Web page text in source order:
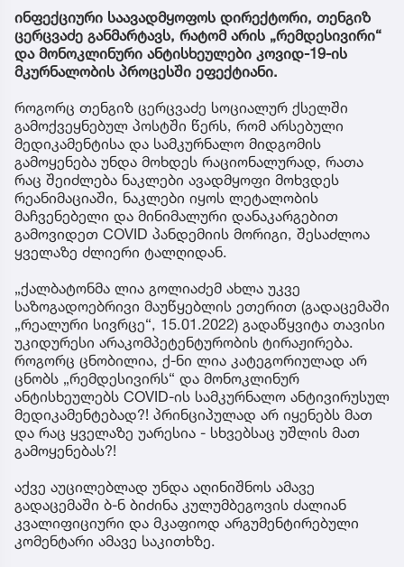
სურსათის უვნებლობის
სპეციალისტის მიმართვა
ინფექციური საავადმყოფოს დირექტორი, თენგიზ
ცერცვაძე განმარტავს, რატომ არის „რემდესივირი“
და მონოკლინური ანტისხეულები კოვიდ-19-ის
მკურნალობის პროცესში ეფექტიანი.
როგორც თენგიზ ცერცვაძე სოციალურ ქსელში
გამოქვეყნებულ პოსტში წერს, რომ არსებული
მედიკამენტისა და სამკურნალო მიდგომის
გამოყენება უნდა მოხდეს რაციონალურად, რათა
რაც შეიძლება ნაკლები ავადმყოფი მოხვდეს
რეანიმაციაში, ნაკლები იყოს ლეტალობის
მაჩვენებელი და მინიმალური დანაკარგებით
გამოვიდეთ COVID პანდემიის მორიგი, შესაძლოა
ყველაზე ძლიერი ტალღიდან.
„ქალბატონმა ლია გოლიაძემ ახლა უკვე
საზოგადოებრივი მაუწყებლის ეთერით (გადაცემაში
„რეალური სივრცე“, 15.01.2022) გადაწყვიტა თავისი
უკიდურესი არაკომპეტენტურობის ტირაჟირება.
როგორც ცნობილია, ქ-ნი ლია კატეგორიულად არ
ცნობს „რემდესივირს“ და მონოკლინურ
ანტისხეულებს COVID-ის სამკურნალო ანტივირუსულ
მედიკამენტებად?! პრინციპულად არ იყენებს მათ
და რაც ყველაზე უარესია - სხვებსაც უშლის მათ
გამოყენებას?!
აქვე აუცილებლად უნდა აღინიშნოს ამავე
გადაცემაში ბ-ნ ბიძინა კულუმბეგოვის ძალიან
კვალიფიციური და მკაფიოდ არგუმენტირებული
კომენტარი ამავე საკითხზე.